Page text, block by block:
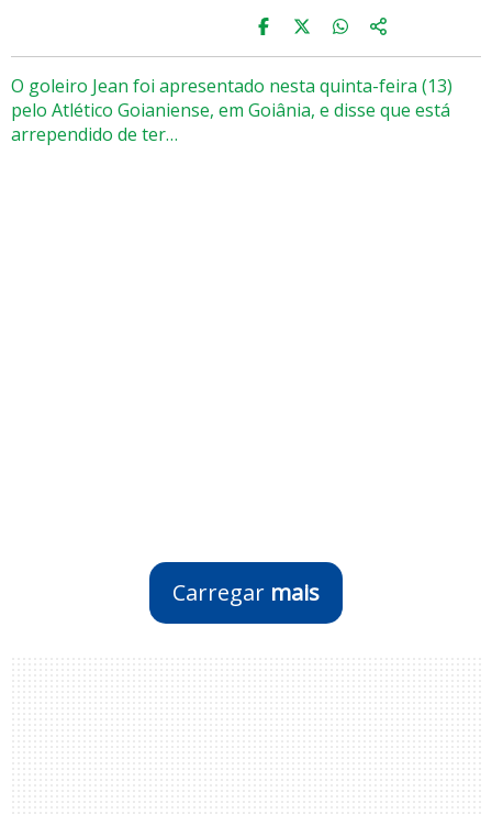
O goleiro Jean foi apresentado nesta quinta-feira (13)
pelo Atlético Goianiense, em Goiânia, e disse que está
arrependido de ter…
Carregar mais